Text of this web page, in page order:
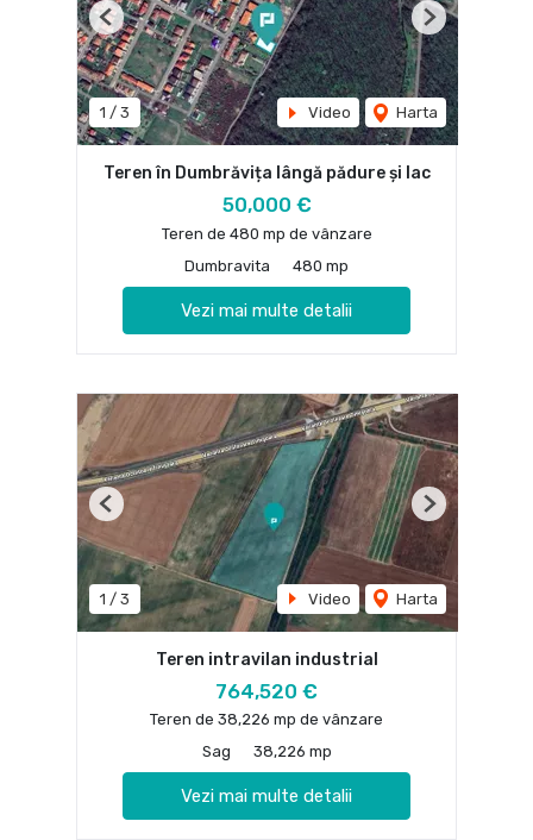
1 / 3 Video Harta
Previous Next
Teren în Dumbrăvița lângă pădure și lac
50,000 €
Teren de 480 mp de vânzare
Dumbravita
480 mp
Vezi mai multe detalii
1 / 3 Video Harta
Previous Next
Teren intravilan industrial
764,520 €
Teren de 38,226 mp de vânzare
Sag
38,226 mp
Vezi mai multe detalii